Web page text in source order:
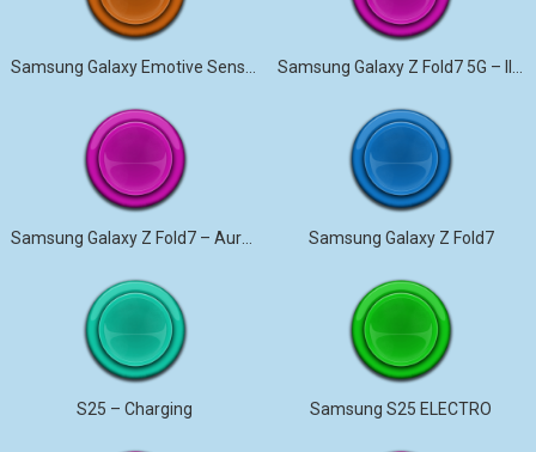
Samsung Galaxy Z Fold7 – Aurora Samsung Galaxy Z Fold7
S25 – Charging Samsung S25 ELECTRO